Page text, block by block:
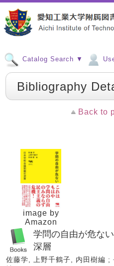
Catalog Search ▼
Bibliography
Back to
image by
Amazon
学問の自由が危な
深層
佐藤学, 上野千鶴子, 内田樹編